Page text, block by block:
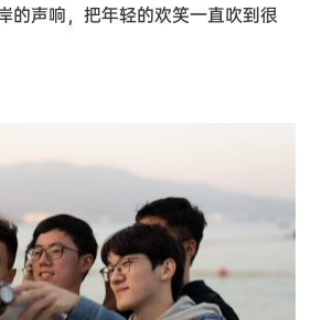
的声响，把年轻的欢笑一直吹到很